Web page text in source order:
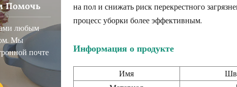
Помочь
любым
Мы
почте
на пол и снижать риск перекрестного
процесс уборки более эффективным.
Информация о продукте
Имя